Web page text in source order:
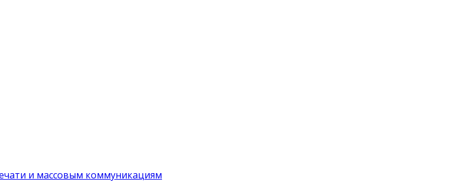
и массовым коммуникациям